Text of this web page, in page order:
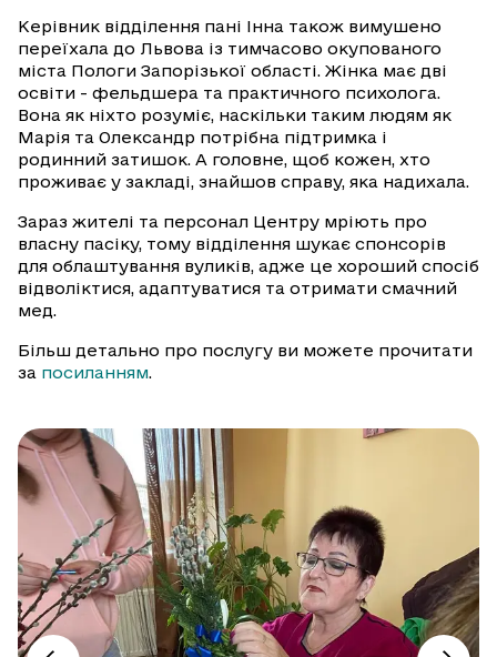
Керівник відділення пані Інна також вимушено
переїхала до Львова із тимчасово окупованого
міста Пологи Запорізької області. Жінка має дві
освіти - фельдшера та практичного психолога.
Вона як ніхто розуміє, наскільки таким людям як
Марія та Олександр потрібна підтримка і
родинний затишок. А головне, щоб кожен, хто
проживає у закладі, знайшов справу, яка надихала.
Зараз жителі та персонал Центру мріють про
власну пасіку, тому відділення шукає спонсорів
для облаштування вуликів, адже це хороший спосіб
відволіктися, адаптуватися та отримати смачний
мед.
Більш детально про послугу ви можете прочитати
за посиланням.